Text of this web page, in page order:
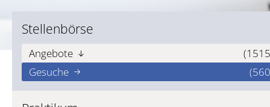
Stellenbörse
Angebote
Gesuche